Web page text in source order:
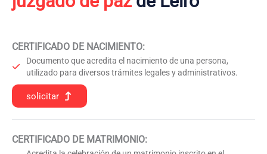
CERTIFICADO DE NACIMIENTO:
Documento que acredita el nacimiento de una persona,
utilizado para diversos trámites legales y administrativos.
solicitar
CERTIFICADO DE MATRIMONIO: